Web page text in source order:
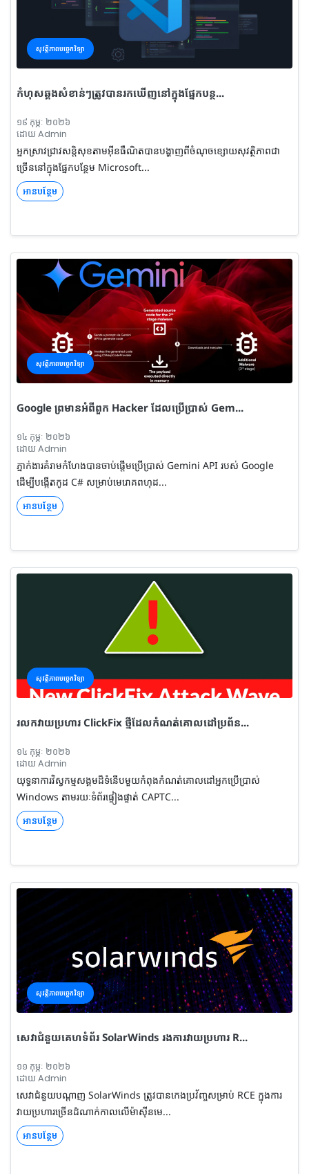
សុវត្តិភាពបច្ចេកវិទ្យា
កំហុសឆ្គងសំខាន់ៗត្រូវបានរកឃើញនៅក្នុងផ្នែកបន្ថ...
១៩ កុម្ភៈ ២០២៦
ដោយ Admin
អ្នកស្រាវជ្រាវសន្តិសុខតាមអ៊ីនធឺណិតបានបង្ហាញពីចំណុចខ្សោយសុវត្ថិភាពជា
ច្រើននៅក្នុងផ្នែកបន្ថែម Microsoft...
អានបន្ថែម
សុវត្តិភាពបច្ចេកវិទ្យា
Google ព្រមានអំពីពួក Hacker ដែលប្រើប្រាស់ Gem...
១៤ កុម្ភៈ ២០២៦
ដោយ Admin
ភ្នាក់ងារគំរាមកំហែងបានចាប់ផ្តើមប្រើប្រាស់ Gemini API របស់ Google
ដើម្បីបង្កើតកូដ C# សម្រាប់មេរោគពហុដ...
អានបន្ថែម
សុវត្តិភាពបច្ចេកវិទ្យា
រលកវាយប្រហារ ClickFix ថ្មីដែលកំណត់គោលដៅប្រព័ន...
១៤ កុម្ភៈ ២០២៦
ដោយ Admin
យុទ្ធនាការវិស្វកម្មសង្គមដ៏ទំនើបមួយកំពុងកំណត់គោលដៅអ្នកប្រើប្រាស់
Windows តាមរយៈទំព័រផ្ទៀងផ្ទាត់ CAPTC...
អានបន្ថែម
សុវត្តិភាពបច្ចេកវិទ្យា
សេវាជំនួយគេហទំព័រ SolarWinds រងការវាយប្រហារ R...
១១ កុម្ភៈ ២០២៦
ដោយ Admin
សេវាជំនួយបណ្ដាញ SolarWinds ត្រូវបានកេងប្រវ័ញ្ចសម្រាប់ RCE ក្នុងការ
វាយប្រហារច្រើនដំណាក់កាលលើម៉ាស៊ីនមេ...
អានបន្ថែម